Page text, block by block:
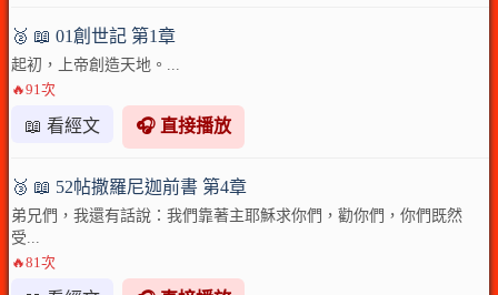
🥈 📖 01創世記 第1章
起初，上帝創造天地。...
🔥91次
📖 看經文 🎧 直接播放
🥉 📖 52帖撒羅尼迦前書 第4章
弟兄們，我還有話說：我們靠著主耶穌求你們，勸你們，你們既然
受...
🔥81次